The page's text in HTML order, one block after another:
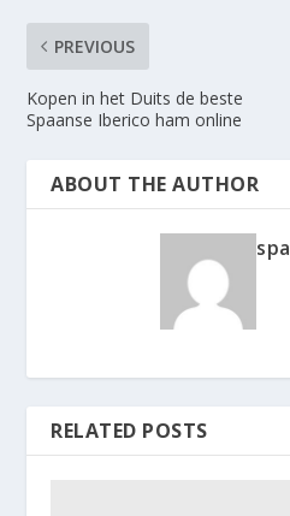
PREVIOUS
Kopen in het Duits de beste
Spaanse Iberico ham online
ABOUT THE AUTHOR
RELATED POSTS